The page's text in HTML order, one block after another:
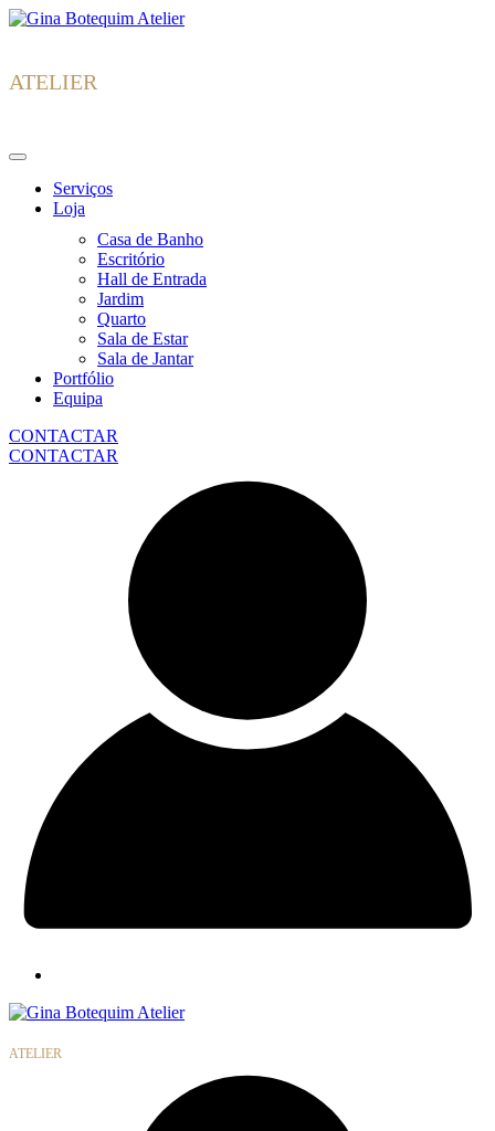
Skip
ATELIER
Serviços
Loja
Casa de Banho
Escritório
Hall de Entrada
Jardim
Quarto
Sala de Estar
Sala de Jantar
Portfólio
Equipa
CONTACTAR
CONTACTAR
ATELIER